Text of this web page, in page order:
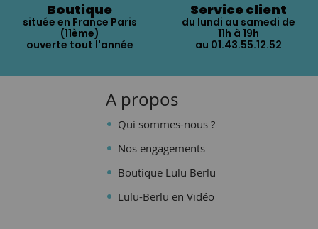
Boutique
située en France Paris
(11ème)
ouverte tout l'année
Service client
du lundi au samedi de
11h à 19h
au 01.43.55.12.52
A propos
Qui sommes-nous ?
Nos engagements
Boutique Lulu Berlu
Lulu-Berlu en Vidéo